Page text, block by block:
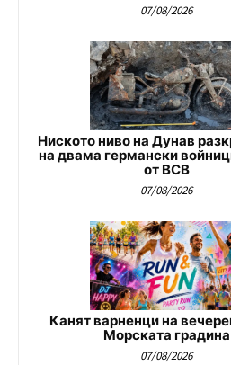
07/08/2026
Ниското ниво на Дунав
на двама германски
от ВСВ
07/08/2026
Канят варненци на
Морската градина
07/08/2026